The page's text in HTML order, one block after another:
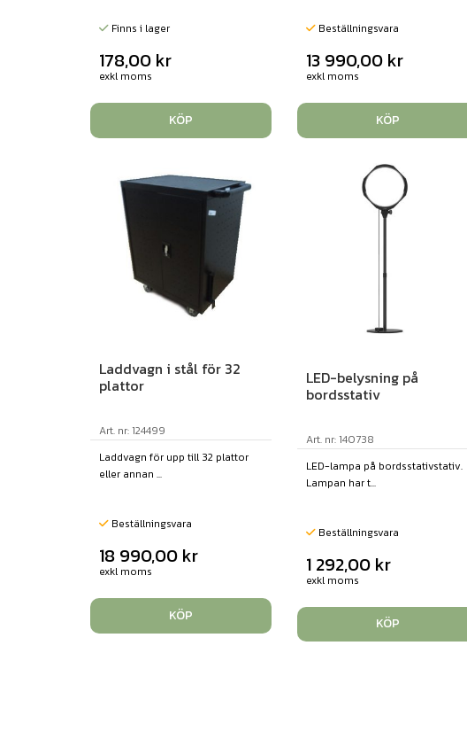
Finns i lager
178,00 kr
exkl moms
KÖP
Beställningsvara
13 990,00 kr
exkl moms
KÖP
Laddvagn i stål för 32
plattor
Art. nr: 124499
Laddvagn för upp till 32 plattor
eller annan ...
Beställningsvara
18 990,00 kr
exkl moms
KÖP
LED-belysning på
bordsstativ
Art. nr: 140738
LED-lampa på bordsstativstativ.
Lampan har t...
Beställningsvara
1 292,00 kr
exkl moms
KÖP